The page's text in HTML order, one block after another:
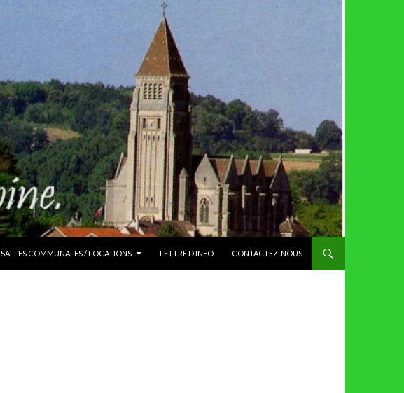
SALLES COMMUNALES / LOCATIONS LETTRE D’INFO CONTACTEZ-NOUS